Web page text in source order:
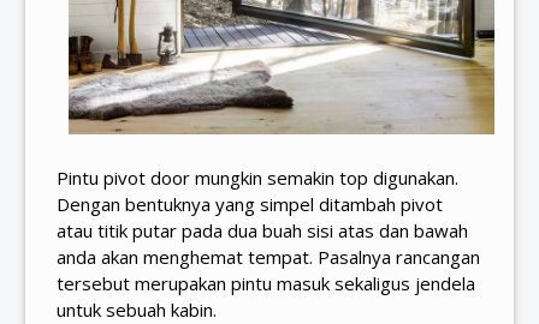
Pintu pivot door mungkin semakin top digunakan.
Dengan bentuknya yang simpel ditambah pivot
atau titik putar pada dua buah sisi atas dan bawah
anda akan menghemat tempat. Pasalnya rancangan
tersebut merupakan pintu masuk sekaligus jendela
untuk sebuah kabin.